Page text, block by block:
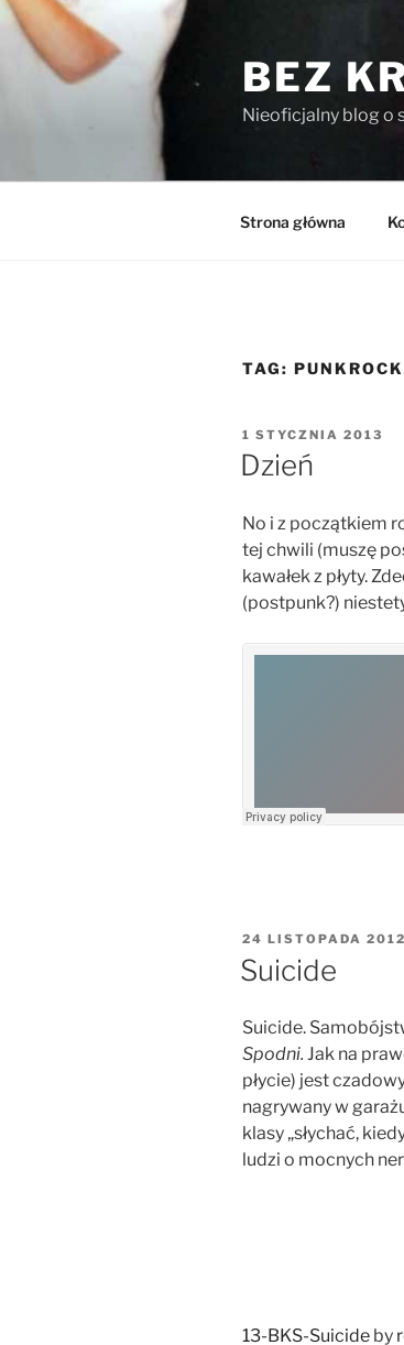
Przejdź
do
treści
BEZ
Nieoficjalny blog o
Strona główna
TAG: PUNKROCK
OPUBLIKOWANE
W
1 STYCZNIA 2013
Dzień
No i z początkiem
tej chwili (muszę
kawałek z płyty.
(postpunk?)
OPUBLIKOWANE
24 LISTOPADA 2012
Suicide
Suicide.
Spodni. Jak na
płycie) jest
nagrywany w
klasy „słychać,
ludzi o mocnych
13-BKS-Suicide by